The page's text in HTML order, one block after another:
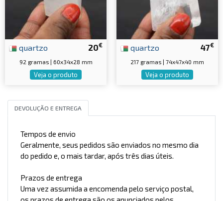
20€
quartzo
92 gramas | 60x34x28 mm
Veja o produto
47€
quartzo
217 gramas | 74x47x40 mm
Veja o produto
DEVOLUÇÃO E ENTREGA
Tempos de envio
Geralmente, seus pedidos são enviados no mesmo dia
do pedido e, o mais tardar, após três dias úteis.
Prazos de entrega
Uma vez assumida a encomenda pelo serviço postal,